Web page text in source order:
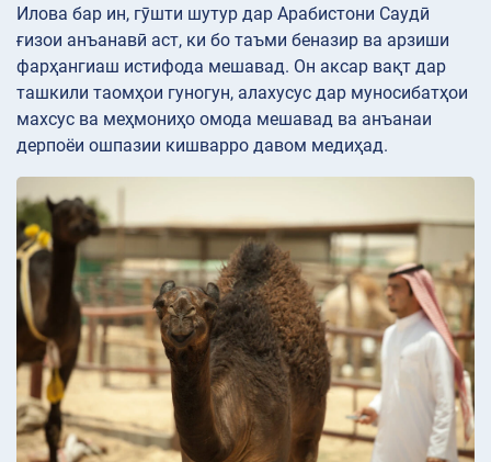
Илова бар ин, гӯшти шутур дар Арабистони Саудӣ
ғизои анъанавӣ аст, ки бо таъми беназир ва арзиши
фарҳангиаш истифода мешавад. Он аксар вақт дар
ташкили таомҳои гуногун, алахусус дар муносибатҳои
махсус ва меҳмониҳо омода мешавад ва анъанаи
дерпоёи ошпазии кишварро давом медиҳад.